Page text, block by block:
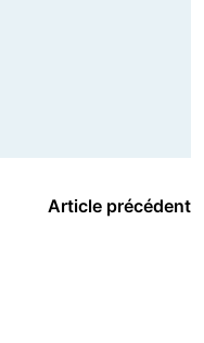
Article précédent